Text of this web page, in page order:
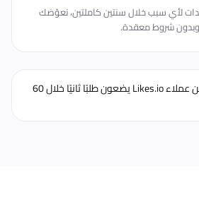
لأي سبب خلال سنتين كاملتين، نعوّضك
شروط معقدة.
86% من عملاء Likes.io يضعون طلبًا ثانيًا خلال 60